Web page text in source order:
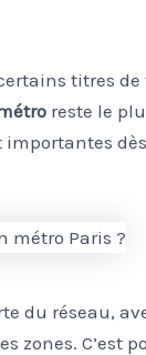
titres
reste le
du réseau,
zones. C’est